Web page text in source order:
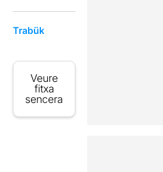
Trabük
Veure
fitxa
sencera